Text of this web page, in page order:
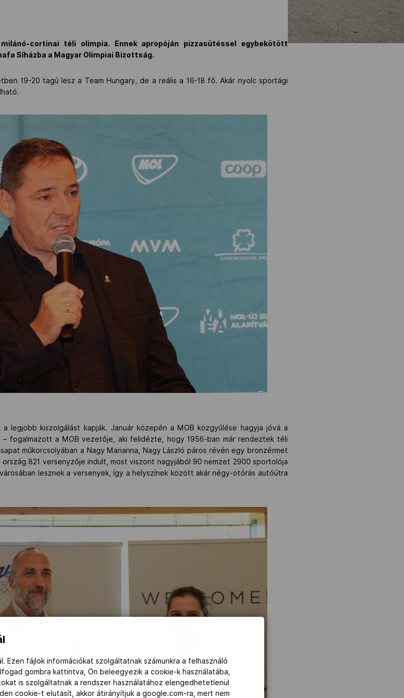
cortinai téli olimpia. Ennek apropóján pizzasütéssel egybekötött
Síházba a Magyar Olimpiai Bizottság.
19-20 tagú lesz a Team Hungary, de a reális a 16-18 fő. Akár nyolc sportági
legjobb kiszolgálást kapják. Január közepén a MOB közgyűlése hagyja jóvá a
fogalmazott a MOB vezetője, aki felidézte, hogy 1956-ban már rendeztek téli
műkorcsolyában a Nagy Marianna, Nagy László páros révén egy bronzérmet
821 versenyzője indult, most viszont nagyjából 90 nemzet 2900 sportolója
lesznek a versenyek, így a helyszínek között akár négy-ötórás autóútra
Ezen fájlok információkat szolgáltatnak számunkra a felhasználó
gombra kattintva, Ön beleegyezik a cookie-k használatába,
is szolgáltatnak a rendszer használatához elengedhetetlenül
cookie-t elutasít, akkor átirányítjuk a google.com-ra, mert nem